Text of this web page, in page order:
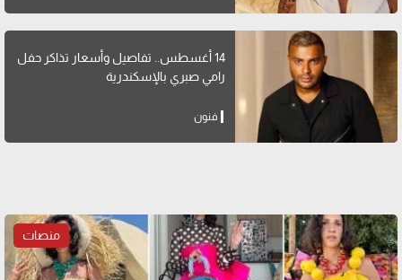
14 أغسطس.. تفاصيل وأسعار تذاكر حفل
رامي صبري بالإسكندرية
فنون
منصات